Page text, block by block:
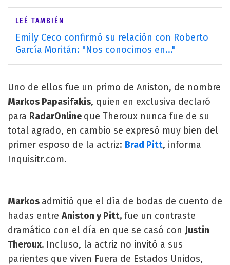
LEÉ TAMBIÉN
Emily Ceco confirmó su relación con Roberto
García Moritán: "Nos conocimos en..."
Uno de ellos fue un primo de Aniston, de nombre
Markos Papasifakis, quien en exclusiva declaró
para RadarOnline que Theroux nunca fue de su
total agrado, en cambio se expresó muy bien del
primer esposo de la actriz: Brad Pitt, informa
Inquisitr.com.
Markos admitió que el día de bodas de cuento de
hadas entre Aniston y Pitt, fue un contraste
dramático con el día en que se casó con Justin
Theroux. Incluso, la actriz no invitó a sus
parientes que viven Fuera de Estados Unidos,